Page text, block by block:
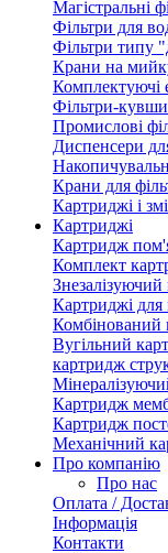
Магістральні
Фільтри для
Фільтри типу
Крани на
Комплектуючі
Фільтри-
Промислові
Диспенсери
Крани для
Картриджі і
Картриджі
Картридж
Комплект
Картриджі для
Комбінований
Вугільний
картридж
Картридж
Картридж
Механічний
Про компанію
Про нас
Оплата /
Інформація
Контакти